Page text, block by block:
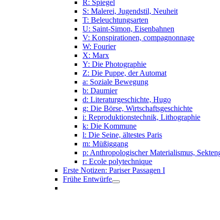
R: Spiegel
S: Malerei, Jugendstil, Neuheit
T: Beleuchtungsarten
U: Saint-Simon, Eisenbahnen
V: Konspirationen, compagnonnage
W: Fourier
X: Marx
Y: Die Photographie
Z: Die Puppe, der Automat
a: Soziale Bewegung
b: Daumier
d: Literaturgeschichte, Hugo
g: Die Börse, Wirtschaftsgeschichte
i: Reproduktionstechnik, Lithographie
k: Die Kommune
l: Die Seine, ältestes Paris
m: Müßiggang
p: Anthropologischer Materialismus,
r: Ecole polytechnique
Erste Notizen: Pariser Passagen I
Frühe Entwürfe